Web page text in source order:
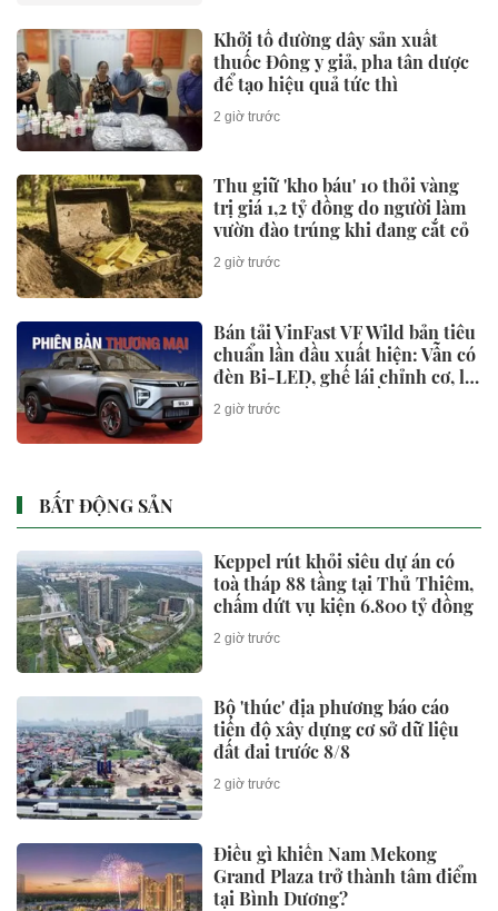
Khởi tố đường dây sản xuất
thuốc Đông y giả, pha tân dược
để tạo hiệu quả tức thì
2 giờ trước
Thu giữ 'kho báu' 10 thỏi vàng
trị giá 1,2 tỷ đồng do người làm
vườn đào trúng khi đang cắt cỏ
2 giờ trước
Bán tải VinFast VF Wild bản tiêu
chuẩn lần đầu xuất hiện: Vẫn có
đèn Bi-LED, ghế lái chỉnh cơ, lộ
thông tin về hệ truyền động
EREV
2 giờ trước
BẤT ĐỘNG SẢN
Keppel rút khỏi siêu dự án có
toà tháp 88 tầng tại Thủ Thiêm,
chấm dứt vụ kiện 6.800 tỷ đồng
2 giờ trước
Bộ 'thúc' địa phương báo cáo
tiến độ xây dựng cơ sở dữ liệu
đất đai trước 8/8
2 giờ trước
Điều gì khiến Nam Mekong
Grand Plaza trở thành tâm điểm
tại Bình Dương?